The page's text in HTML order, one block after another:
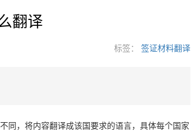
翻译
标签： 签证材料翻译
同，将内容翻译成该国要求的语言，具体每个国家